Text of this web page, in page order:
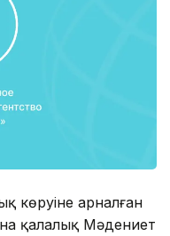
көруіне арналған
қалалық Мәдениет